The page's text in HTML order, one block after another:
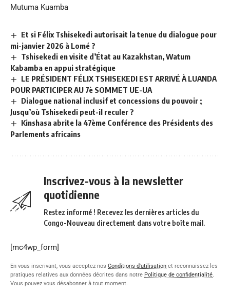
Mutuma Kuamba
Et si Félix Tshisekedi autorisait la tenue du dialogue pour
mi-janvier 2026 à Lomé ?
Tshisekedi en visite d’État au Kazakhstan, Watum
Kabamba en appui stratégique
LE PRÉSIDENT FÉLIX TSHISEKEDI EST ARRIVÉ À LUANDA
POUR PARTICIPER AU 7è SOMMET UE-UA
Dialogue national inclusif et concessions du pouvoir ;
Jusqu’où Tshisekedi peut-il reculer ?
Kinshasa abrite la 47ème Conférence des Présidents des
Parlements africains
Inscrivez-vous à la newsletter
quotidienne
Restez informé ! Recevez les dernières articles du
Congo-Nouveau directement dans votre boîte mail.
[mc4wp_form]
En vous inscrivant, vous acceptez nos Conditions d'utilisation et reconnaissez les
pratiques relatives aux données décrites dans notre Politique de confidentialité.
Vous pouvez vous désabonner à tout moment.